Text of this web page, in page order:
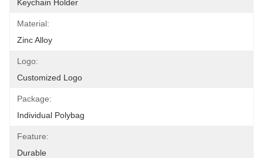
Keychain Holder
Material:
Zinc Alloy
Logo:
Customized Logo
Package:
Individual Polybag
Feature:
Durable